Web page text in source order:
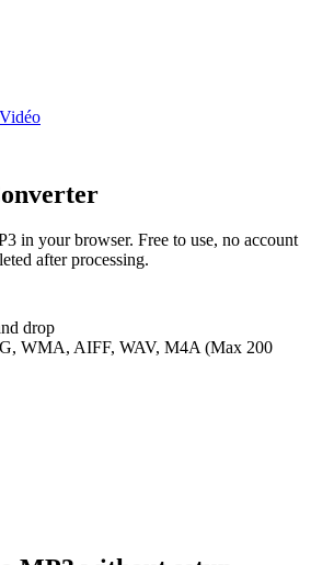
in your browser. Free to use, no account
after processing.
drop
WMA, AIFF, WAV, M4A (Max 200